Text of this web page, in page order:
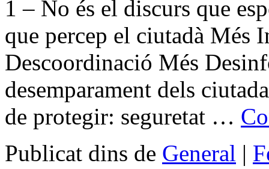
1 – No és el discurs que
que percep el ciutadà Més
Descoordinació Més
desemparament dels
de protegir: seguretat …
Publicat dins de General |